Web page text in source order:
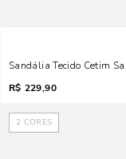
Sandália Tecido Cetim
R$ 229,90
2 CORES